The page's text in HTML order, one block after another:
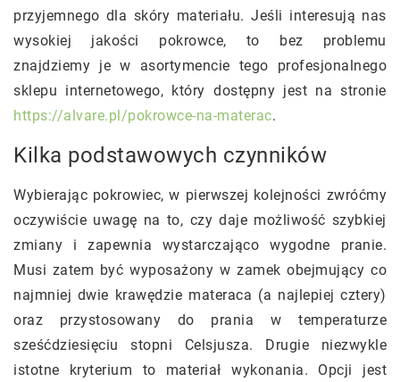
przyjemnego dla skóry materiału. Jeśli interesują nas
wysokiej jakości pokrowce, to bez problemu
znajdziemy je w asortymencie tego profesjonalnego
sklepu internetowego, który dostępny jest na stronie
https://alvare.pl/pokrowce-na-materac.
Kilka podstawowych czynników
Wybierając pokrowiec, w pierwszej kolejności zwróćmy
oczywiście uwagę na to, czy daje możliwość szybkiej
zmiany i zapewnia wystarczająco wygodne pranie.
Musi zatem być wyposażony w zamek obejmujący co
najmniej dwie krawędzie materaca (a najlepiej cztery)
oraz przystosowany do prania w temperaturze
sześćdziesięciu stopni Celsjusza. Drugie niezwykle
istotne kryterium to materiał wykonania. Opcji jest